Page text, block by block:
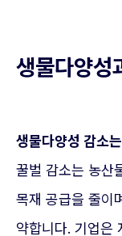
생물다양성
생물다양성 감소
꿀벌 감소는 농산
목재 공급을 줄이
약합니다. 기업은